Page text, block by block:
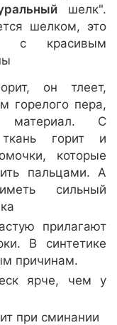
шелк".
шелком, это
с красивым
он тлеет,
горелого пера,
материал. С
ткань горит и
которые
пальцами. А
сильный
прилагают
В синтетике
причинам.
ярче, чем у
при сминании